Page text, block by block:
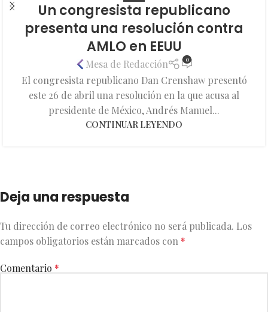
Un congresista republicano
presenta una resolución contra
AMLO en EEUU
Mesa de Redacción 0
El congresista republicano Dan Crenshaw presentó
este 26 de abril una resolución en la que acusa al
presidente de México, Andrés Manuel...
CONTINUAR LEYENDO
Deja una respuesta
Tu dirección de correo electrónico no será publicada. Los
campos obligatorios están marcados con *
Comentario *